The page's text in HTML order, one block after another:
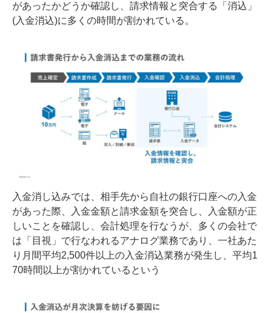
があったかどうか確認し、請求情報と突合する「消込」
(入金消込)に多くの時間が割かれている。
入金消し込みでは、相手先から自社の銀行口座への入金
があった際、入金金額と請求金額を突合し、入金額が正
しいことを確認し、会計処理を行なうが、多くの会社で
は「目視」で行なわれるアナログ業務であり、一社あた
り月間平均2,500件以上の入金消込業務が発生し、平均1
70時間以上が割かれているという